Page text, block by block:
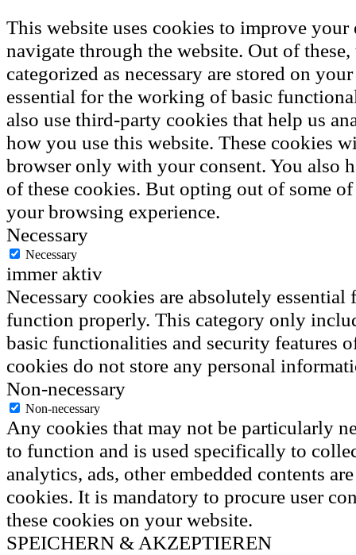
This website uses cookies to improve
navigate through the website. Out of
categorized as necessary are stored on
essential for the working of basic
also use third-party cookies that help us
how you use this website. These cookies
browser only with your consent. You also
of these cookies. But opting out of some
your browsing experience.
Necessary
Necessary
immer aktiv
Necessary cookies are absolutely essential
function properly. This category only
basic functionalities and security features
cookies do not store any personal
Non-necessary
Non-necessary
Any cookies that may not be particularly
to function and is used specifically to
analytics, ads, other embedded contents
cookies. It is mandatory to procure user
these cookies on your website.
SPEICHERN & AKZEPTIEREN